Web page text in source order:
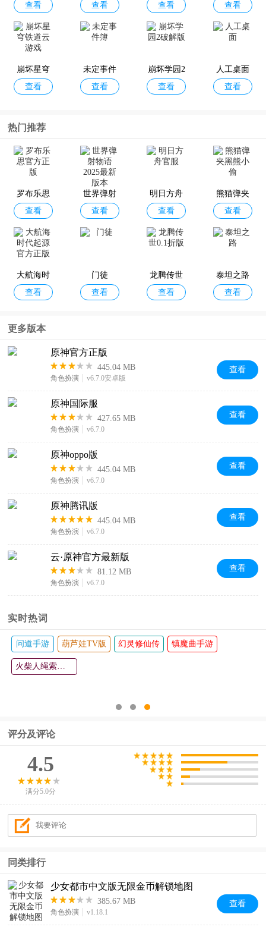
伪装者对
决
查看
蛋仔派对2
元梦之星
王者荣耀
官方正版
查看
版
查看
查看
际服
查看
崩坏星穹
铁道云游
查看
未定事件
簿
查看
崩坏学园2
破解版
查看
人工桌面
查看
热门推荐
罗布乐思
官方正版
查看
世界弹射
物语2025
最新版本
查看
明日方舟
官服
查看
熊猫弹夹
黑熊小偷
查看
大航海时
代起源官
查看
门徒
查看
龙腾传世
0.1折版
查看
泰坦之路
查看
更多版本
原神官方正版
445.04 MB
角色扮演 v6.7.0安卓版
查看
原神国际服
427.65 MB
角色扮演 v6.7.0
查看
原神oppo版
445.04 MB
角色扮演 v6.7.0
查看
原神腾讯版
445.04 MB
角色扮演 v6.7.0
查看
云·原神官方最新版
81.12 MB
角色扮演 v6.7.0
查看
实时热词
问道手游 葫芦娃TV版 幻灵修仙传 镇魔曲手游
火柴人绳索英雄
评分及评论
4.5
满分5.0分
同类排行
少女都市中文版无限金币解锁地图
385.67 MB
角色扮演 v1.18.1
查看